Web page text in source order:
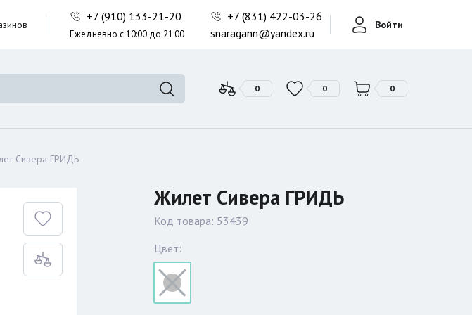
+7 (910) 133-21-20
Ежедневно с 10:00 до 21:00
+7 (831) 422-03-26
snaragann@yandex.ru
Войти
0 0 0
Фонари поисковые
Фонари тактические
Сивера ГРИДЬ
Жилет Сивера ГРИДЬ
Код товара: 53439
Цвет: